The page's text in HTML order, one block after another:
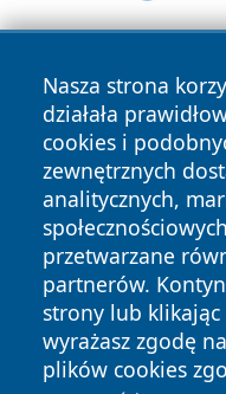
Nasza strona
działała
cookies i
zewnętrznych
analitycznych,
przetwarzane
partnerów.
strony lub klikając
wyrażasz zgodę
plików cookies
Copyright © 2026
News Autorzy